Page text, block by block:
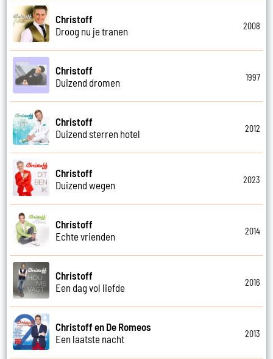
Christoff
Droog nu je tranen
2008
Christoff
Duizend dromen
1997
Christoff
Duizend sterren hotel
2012
Christoff
Duizend wegen
2023
Christoff
Echte vrienden
2014
Christoff
Een dag vol liefde
2016
Christoff en De Romeos
Een laatste nacht
2013